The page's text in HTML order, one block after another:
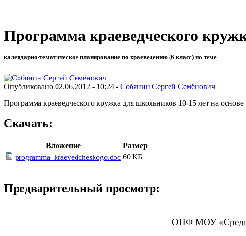
Программа краеведческого
календарно-тематическое планирование по краеведению (6 класс) по теме
Опубликовано 02.06.2012 - 10:24 - Собянин Сергей Семёнович
Программа краеведческого кружка для школьников 10-15 лет на
Скачать:
Вложение
Размер
programma_kraevedcheskogo.doc 60 КБ
Предварительный просмотр:
ОПФ МОУ